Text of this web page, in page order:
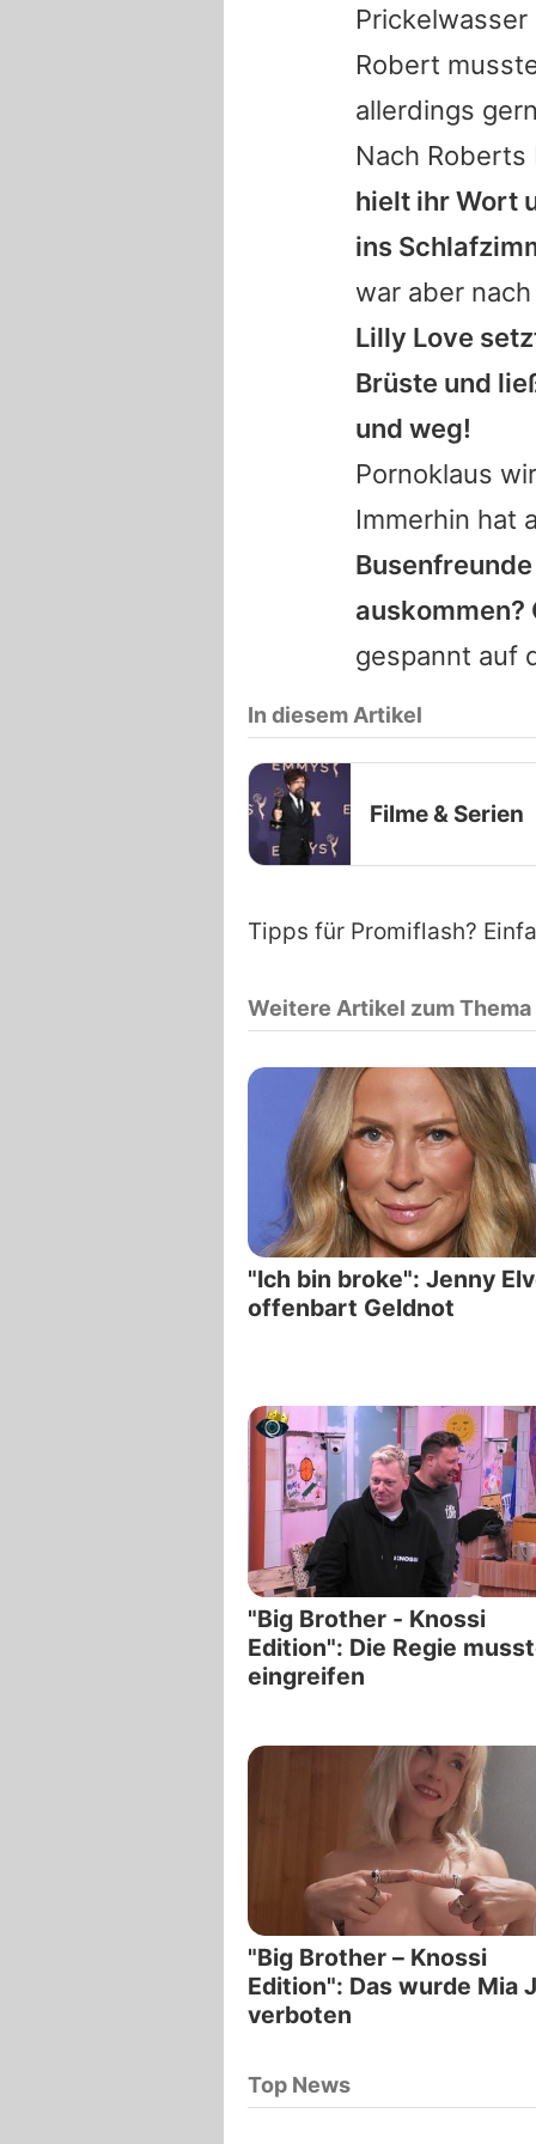
Robert
allerdings
Nach
hielt ihr Wort
ins
war aber
Lilly Love
Brüste und
und weg!
Pornoklaus
Immerhin hat
auskommen?
gespannt auf
In diesem Artikel
Filme & Serien
Tipps für Promiflash?
Weitere Artikel zum Thema
"Ich bin broke": Jenny
offenbart Geldnot
"Big Brother - Knossi
Edition": Die Regie
eingreifen
"Big Brother – Knossi
Edition": Das wurde Mia
verboten
Top News